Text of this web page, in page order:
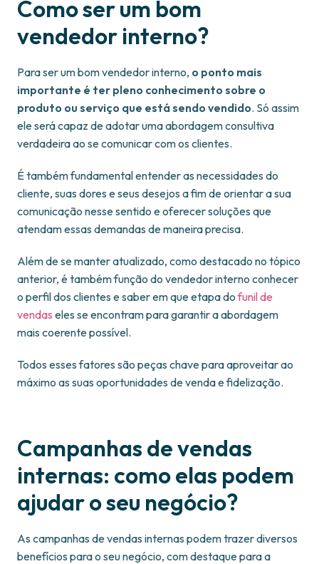
Como ser um bom
vendedor interno?
Para ser um bom vendedor interno, o ponto mais
importante é ter pleno conhecimento sobre o
produto ou serviço que está sendo vendido. Só assim
ele será capaz de adotar uma abordagem consultiva
verdadeira ao se comunicar com os clientes.
É também fundamental entender as necessidades do
cliente, suas dores e seus desejos a fim de orientar a sua
comunicação nesse sentido e oferecer soluções que
atendam essas demandas de maneira precisa.
Além de se manter atualizado, como destacado no tópico
anterior, é também função do vendedor interno conhecer
o perfil dos clientes e saber em que etapa dofunil de
vendas eles se encontram para garantir a abordagem
mais coerente possível.
Todos esses fatores são peças chave para aproveitar ao
máximo as suas oportunidades de venda e fidelização.
Campanhas de vendas
internas: como elas podem
ajudar o seu negócio?
As campanhas de vendas internas podem trazer diversos
benefícios para o seu negócio, com destaque para a